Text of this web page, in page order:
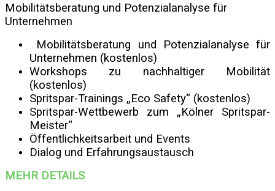
Mobilitätsberatung und Potenzialanalyse für
Unternehmen
Mobilitätsberatung und Potenzialanalyse für
Unternehmen (kostenlos)
Workshops zu nachhaltiger Mobilität
(kostenlos)
Spritspar-Trainings „Eco Safety“ (kostenlos)
Spritspar-Wettbewerb zum „Kölner Spritspar-
Meister“
Öffentlichkeitsarbeit und Events
Dialog und Erfahrungsaustausch
MEHR DETAILS